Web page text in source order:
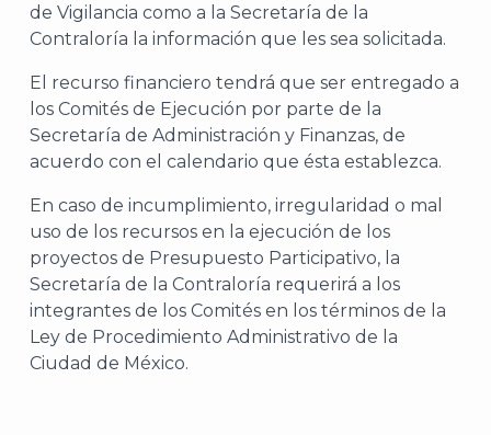
de Vigilancia como a la Secretaría de la
Contraloría la información que les sea solicitada.
El recurso financiero tendrá que ser entregado a
los Comités de Ejecución por parte de la
Secretaría de Administración y Finanzas, de
acuerdo con el calendario que ésta establezca.
En caso de incumplimiento, irregularidad o mal
uso de los recursos en la ejecución de los
proyectos de Presupuesto Participativo, la
Secretaría de la Contraloría requerirá a los
integrantes de los Comités en los términos de la
Ley de Procedimiento Administrativo de la
Ciudad de México.